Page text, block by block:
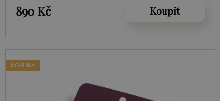
890 Kč
Koupit
NOVINKA